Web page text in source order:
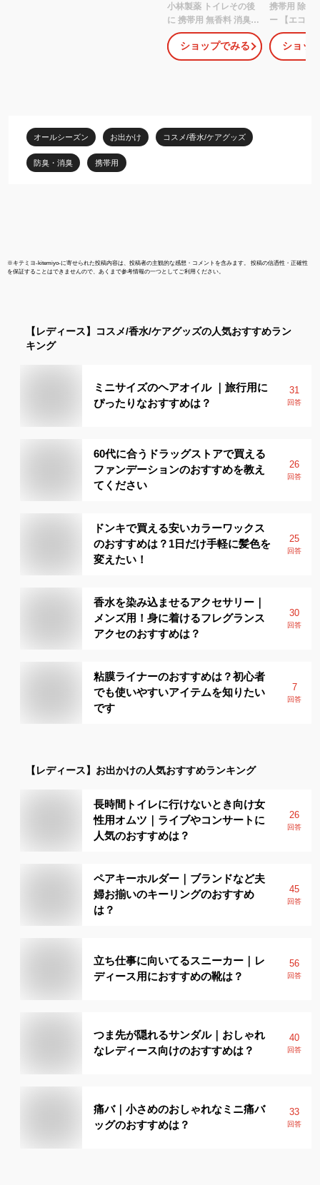
小林製薬 トイレその後
に 携帯用 無香料 消臭剤
トイレ用 消臭スプレー
23ml(約15回分)
ショップでみる
携帯用 除菌
ー 【エコノ
ール】
ット トイレ
おむつ 除
ショッ
オールシーズン お出かけ コスメ/香水/ケアグッズ
防臭・消臭 携帯用
※キテミヨ-kitemiyo-に寄せられた投稿内容は、投稿者の主観的な感想・コメントを含みます。 投稿の信憑性・正確性
を保証することはできませんので、あくまで参考情報の一つとしてご利用ください。
【レディース】 コスメ/香水/ケアグッズの人気おすすめラン
キング
ミニサイズのヘアオイル ｜旅行用に
ぴったりなおすすめは？
31
回答
60代に合うドラッグストアで買える
ファンデーションのおすすめを教え
てください
26
回答
ドンキで買える安いカラーワックス
のおすすめは？1日だけ手軽に髪色を
変えたい！
25
回答
香水を染み込ませるアクセサリー｜
メンズ用！身に着けるフレグランス
アクセのおすすめは？
30
回答
粘膜ライナーのおすすめは？初心者
でも使いやすいアイテムを知りたい
です
7
回答
【レディース】 お出かけの人気おすすめランキング
長時間トイレに行けないとき向け女
性用オムツ｜ライブやコンサートに
人気のおすすめは？
26
回答
ペアキーホルダー｜ブランドなど夫
婦お揃いのキーリングのおすすめ
は？
45
回答
立ち仕事に向いてるスニーカー｜レ
ディース用におすすめの靴は？
56
回答
つま先が隠れるサンダル｜おしゃれ
なレディース向けのおすすめは？
40
回答
痛バ｜小さめのおしゃれなミニ痛バ
ッグのおすすめは？
33
回答